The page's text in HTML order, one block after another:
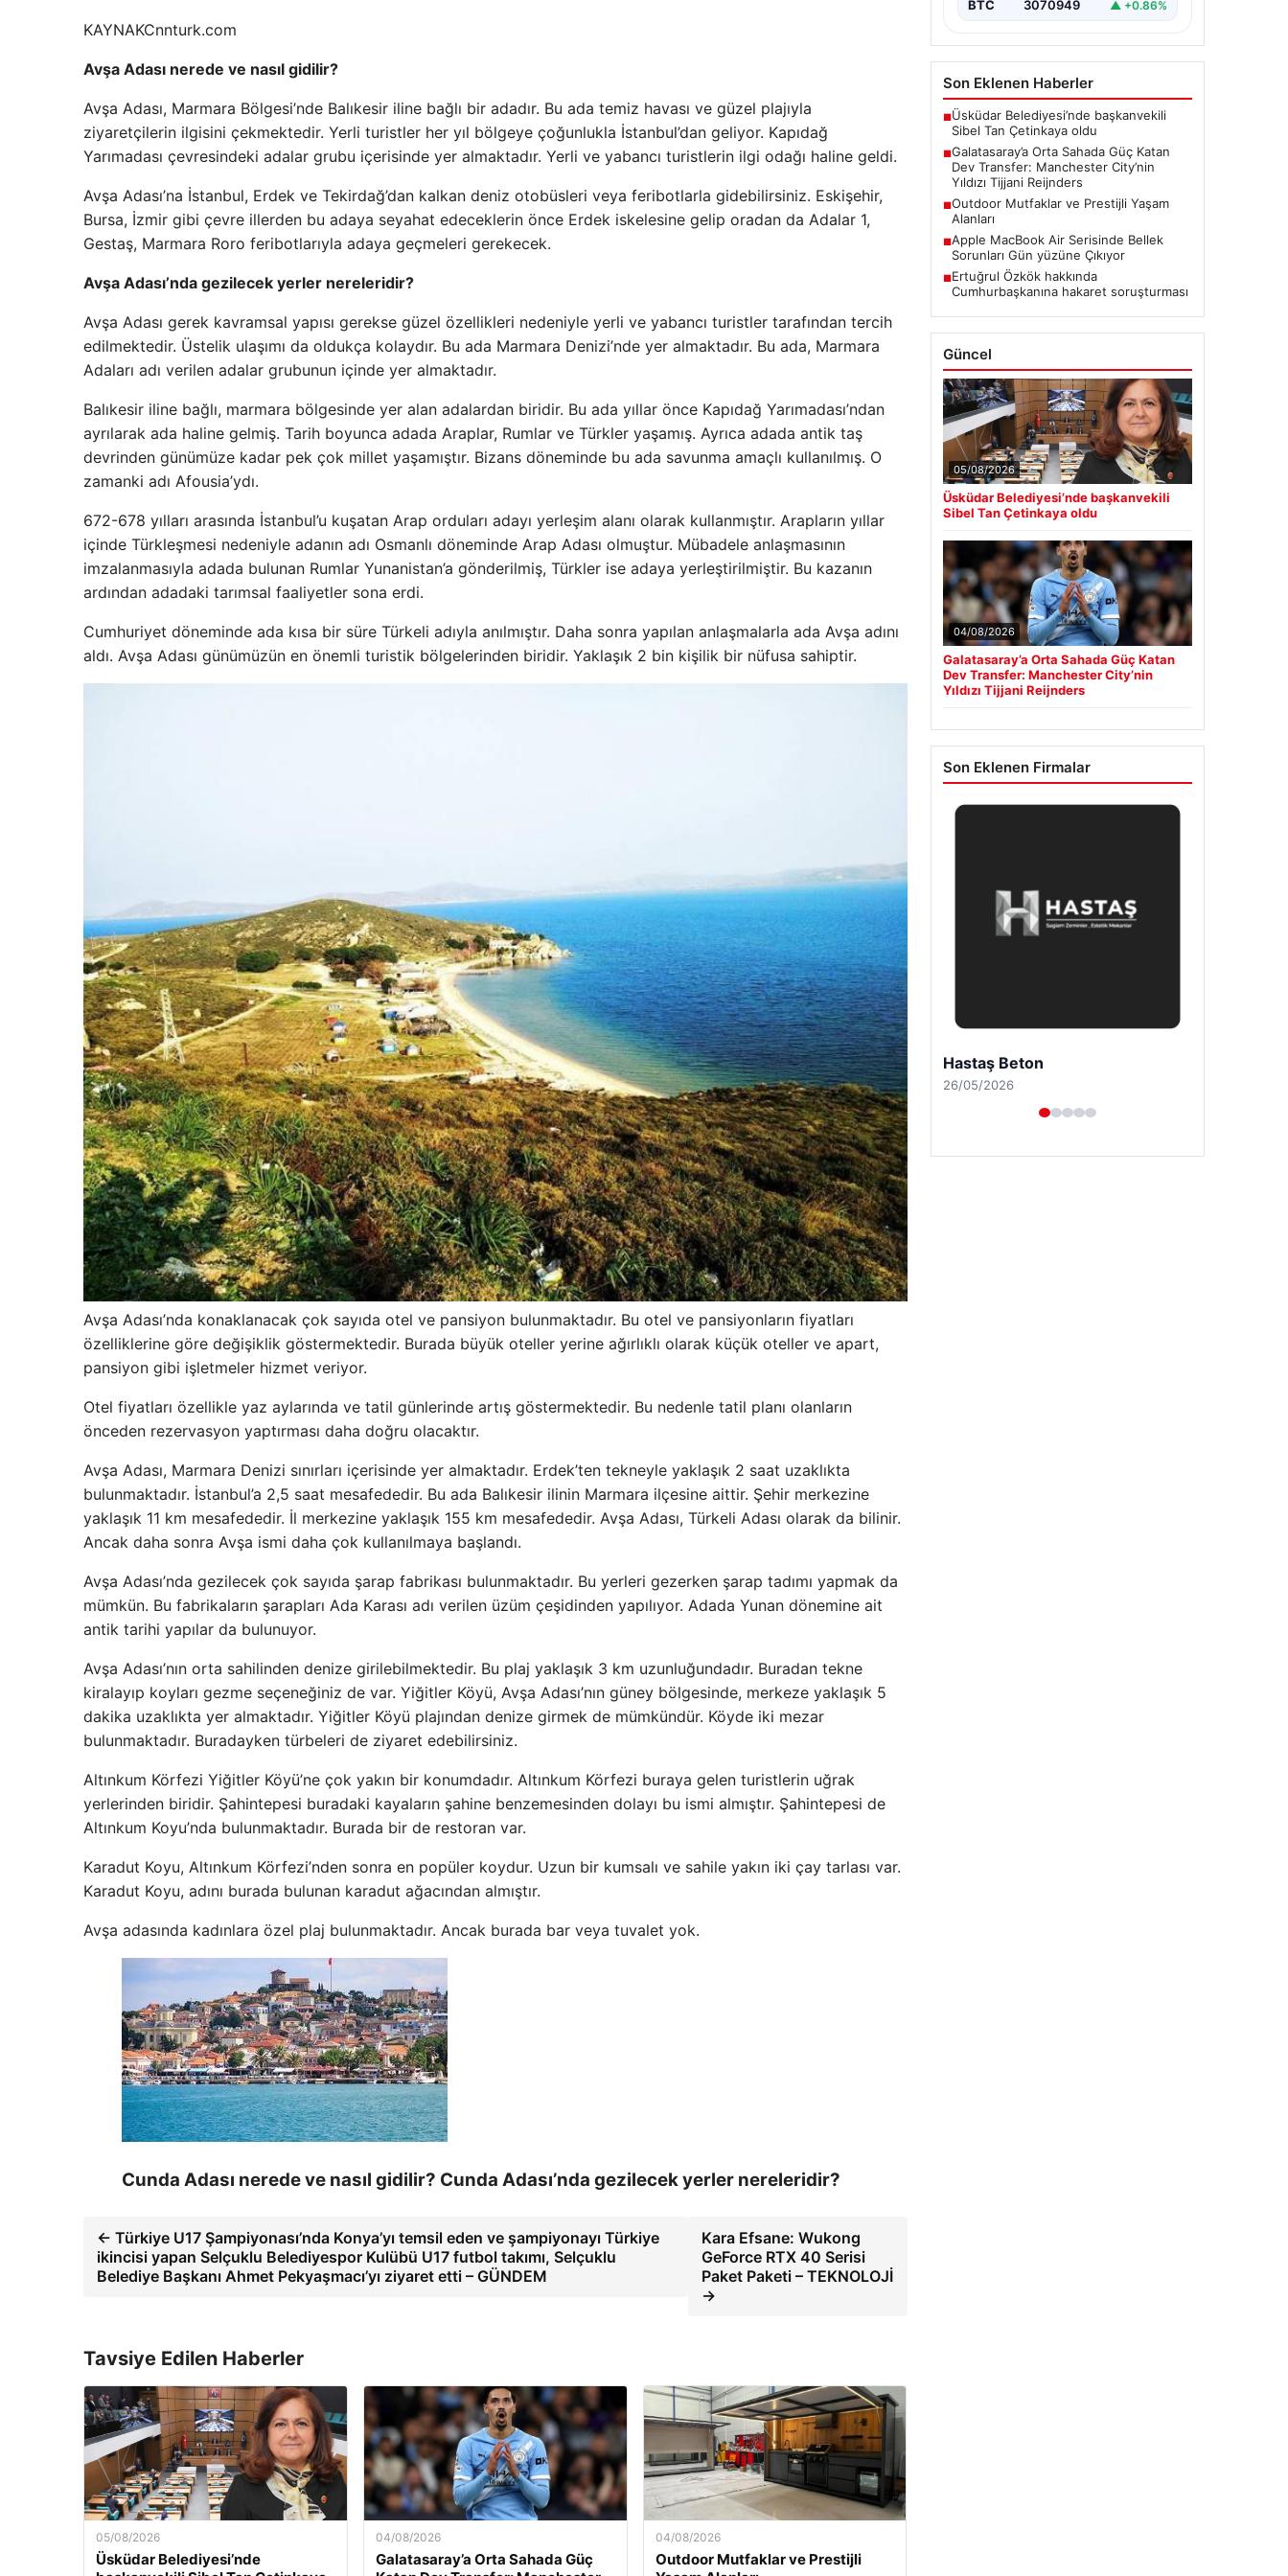
KAYNAKCnnturk.com
Avşa Adası nerede ve nasıl gidilir?
Avşa Adası, Marmara Bölgesi’nde Balıkesir iline bağlı bir adadır. Bu ada temiz havası ve güzel plajıyla
ziyaretçilerin ilgisini çekmektedir. Yerli turistler her yıl bölgeye çoğunlukla İstanbul’dan geliyor. Kapıdağ
Yarımadası çevresindeki adalar grubu içerisinde yer almaktadır. Yerli ve yabancı turistlerin ilgi odağı haline geldi.
Avşa Adası’na İstanbul, Erdek ve Tekirdağ’dan kalkan deniz otobüsleri veya feribotlarla gidebilirsiniz. Eskişehir,
Bursa, İzmir gibi çevre illerden bu adaya seyahat edeceklerin önce Erdek iskelesine gelip oradan da Adalar 1,
Gestaş, Marmara Roro feribotlarıyla adaya geçmeleri gerekecek.
Avşa Adası’nda gezilecek yerler nereleridir?
Avşa Adası gerek kavramsal yapısı gerekse güzel özellikleri nedeniyle yerli ve yabancı turistler tarafından tercih
edilmektedir. Üstelik ulaşımı da oldukça kolaydır. Bu ada Marmara Denizi’nde yer almaktadır. Bu ada, Marmara
Adaları adı verilen adalar grubunun içinde yer almaktadır.
Balıkesir iline bağlı, marmara bölgesinde yer alan adalardan biridir. Bu ada yıllar önce Kapıdağ Yarımadası’ndan
ayrılarak ada haline gelmiş. Tarih boyunca adada Araplar, Rumlar ve Türkler yaşamış. Ayrıca adada antik taş
devrinden günümüze kadar pek çok millet yaşamıştır. Bizans döneminde bu ada savunma amaçlı kullanılmış. O
zamanki adı Afousia’ydı.
672-678 yılları arasında İstanbul’u kuşatan Arap orduları adayı yerleşim alanı olarak kullanmıştır. Arapların yıllar
içinde Türkleşmesi nedeniyle adanın adı Osmanlı döneminde Arap Adası olmuştur. Mübadele anlaşmasının
imzalanmasıyla adada bulunan Rumlar Yunanistan’a gönderilmiş, Türkler ise adaya yerleştirilmiştir. Bu kazanın
ardından adadaki tarımsal faaliyetler sona erdi.
Cumhuriyet döneminde ada kısa bir süre Türkeli adıyla anılmıştır. Daha sonra yapılan anlaşmalarla ada Avşa adını
aldı. Avşa Adası günümüzün en önemli turistik bölgelerinden biridir. Yaklaşık 2 bin kişilik bir nüfusa sahiptir.
Avşa Adası’nda konaklanacak çok sayıda otel ve pansiyon bulunmaktadır. Bu otel ve pansiyonların fiyatları
özelliklerine göre değişiklik göstermektedir. Burada büyük oteller yerine ağırlıklı olarak küçük oteller ve apart,
pansiyon gibi işletmeler hizmet veriyor.
Otel fiyatları özellikle yaz aylarında ve tatil günlerinde artış göstermektedir. Bu nedenle tatil planı olanların
önceden rezervasyon yaptırması daha doğru olacaktır.
Avşa Adası, Marmara Denizi sınırları içerisinde yer almaktadır. Erdek’ten tekneyle yaklaşık 2 saat uzaklıkta
bulunmaktadır. İstanbul’a 2,5 saat mesafededir. Bu ada Balıkesir ilinin Marmara ilçesine aittir. Şehir merkezine
yaklaşık 11 km mesafededir. İl merkezine yaklaşık 155 km mesafededir. Avşa Adası, Türkeli Adası olarak da bilinir.
Ancak daha sonra Avşa ismi daha çok kullanılmaya başlandı.
Avşa Adası’nda gezilecek çok sayıda şarap fabrikası bulunmaktadır. Bu yerleri gezerken şarap tadımı yapmak da
mümkün. Bu fabrikaların şarapları Ada Karası adı verilen üzüm çeşidinden yapılıyor. Adada Yunan dönemine ait
antik tarihi yapılar da bulunuyor.
Avşa Adası’nın orta sahilinden denize girilebilmektedir. Bu plaj yaklaşık 3 km uzunluğundadır. Buradan tekne
kiralayıp koyları gezme seçeneğiniz de var. Yiğitler Köyü, Avşa Adası’nın güney bölgesinde, merkeze yaklaşık 5
dakika uzaklıkta yer almaktadır. Yiğitler Köyü plajından denize girmek de mümkündür. Köyde iki mezar
bulunmaktadır. Buradayken türbeleri de ziyaret edebilirsiniz.
Altınkum Körfezi Yiğitler Köyü’ne çok yakın bir konumdadır. Altınkum Körfezi buraya gelen turistlerin uğrak
yerlerinden biridir. Şahintepesi buradaki kayaların şahine benzemesinden dolayı bu ismi almıştır. Şahintepesi de
Altınkum Koyu’nda bulunmaktadır. Burada bir de restoran var.
Karadut Koyu, Altınkum Körfezi’nden sonra en popüler koydur. Uzun bir kumsalı ve sahile yakın iki çay tarlası var.
Karadut Koyu, adını burada bulunan karadut ağacından almıştır.
Avşa adasında kadınlara özel plaj bulunmaktadır. Ancak burada bar veya tuvalet yok.
Cunda Adası nerede ve nasıl gidilir? Cunda Adası’nda gezilecek yerler nereleridir?
← Türkiye U17 Şampiyonası’nda Konya’yı temsil eden ve şampiyonayı Türkiye
ikincisi yapan Selçuklu Belediyespor Kulübü U17 futbol takımı, Selçuklu
Belediye Başkanı Ahmet Pekyaşmacı’yı ziyaret etti – GÜNDEM
Kara Efsane: Wukong
GeForce RTX 40 Serisi
Paket Paketi – TEKNOLOJİ
→
Tavsiye Edilen Haberler
05/08/2026
Üsküdar Belediyesi’nde
04/08/2026
Galatasaray’a Orta Sahada Güç
04/08/2026
Outdoor Mutfaklar ve Prestijli
BTC 3070949 ▲ +0.86%
Son Eklenen Haberler
■Üsküdar Belediyesi’nde başkanvekili
Sibel Tan Çetinkaya oldu
■Galatasaray’a Orta Sahada Güç Katan
Dev Transfer: Manchester City’nin
Yıldızı Tijjani Reijnders
■Outdoor Mutfaklar ve Prestijli Yaşam
Alanları
■Apple MacBook Air Serisinde Bellek
Sorunları Gün yüzüne Çıkıyor
■Ertuğrul Özkök hakkında
Cumhurbaşkanına hakaret soruşturması
Güncel
05/08/2026
Üsküdar Belediyesi’nde başkanvekili
Sibel Tan Çetinkaya oldu
04/08/2026
Galatasaray’a Orta Sahada Güç Katan
Dev Transfer: Manchester City’nin
Yıldızı Tijjani Reijnders
Son Eklenen Firmalar
Enes Kaplan Avukatlık Bürosu
28/04/2026